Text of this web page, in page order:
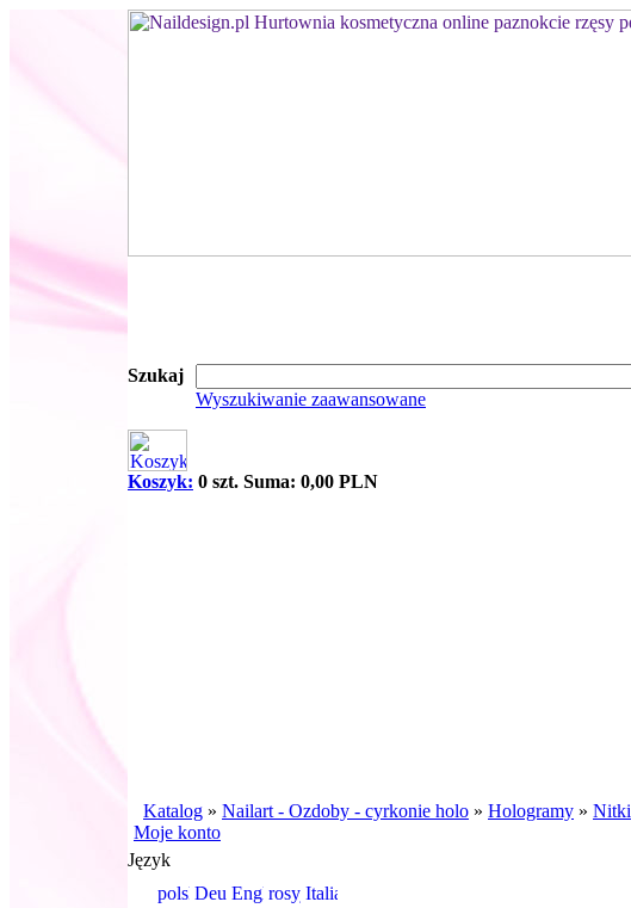
Szukaj
Wyszukiwanie zaawansowane
Koszyk: 0 szt. Suma: 0,00 PLN
Katalog » Nailart - Ozdoby - cyrkonie holo » Hologramy » Nitki
Moje konto
Język